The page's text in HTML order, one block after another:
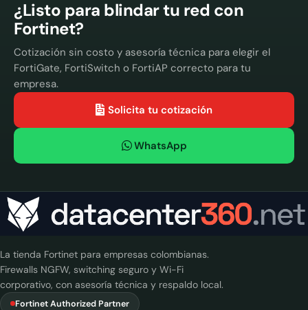
¿Listo para blindar tu red con
Fortinet?
Cotización sin costo y asesoría técnica para elegir el
FortiGate, FortiSwitch o FortiAP correcto para tu
empresa.
Solicita tu cotización
WhatsApp
La tienda Fortinet para empresas colombianas.
Firewalls NGFW, switching seguro y Wi-Fi
corporativo, con asesoría técnica y respaldo local.
Fortinet Authorized Partner